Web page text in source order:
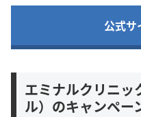
公式サ
エミナルクリニッ
ル）のキャンペー